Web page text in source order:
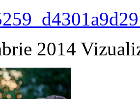
2014